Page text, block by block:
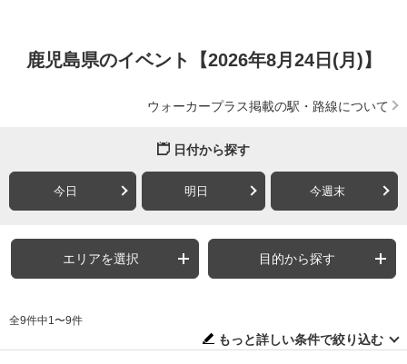
鹿児島県のイベント【2026年8月24日(月)】
ウォーカープラス掲載の駅・路線について
日付から探す
今日 明日 今週末
エリアを選択 目的から探す
全9件中1〜9件
もっと詳しい条件で絞り込む